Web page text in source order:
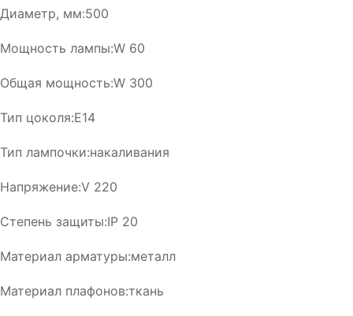
Диаметр, мм:500
Мощность лампы:W 60
Общая мощность:W 300
Тип цоколя:E14
Тип лампочки:накаливания
Напряжение:V 220
Степень защиты:IP 20
Материал арматуры:металл
Материал плафонов:ткань